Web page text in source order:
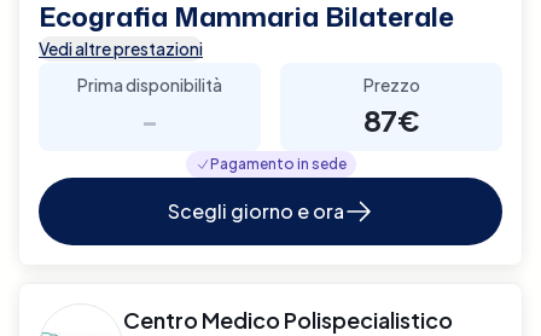
Ecografia Mammaria Bilaterale
Vedi altre prestazioni
Prima disponibilità
-
Prezzo
87€
Pagamento in sede
Scegli giorno e ora
Centro Medico Polispecialistico